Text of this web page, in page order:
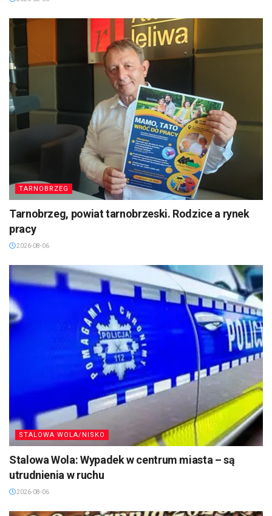
TARNOBRZEG
Tarnobrzeg, powiat tarnobrzeski. Rodzice a rynek
pracy
2026-08-06
STALOWA WOLA/NISKO
Stalowa Wola: Wypadek w centrum miasta – są
utrudnienia w ruchu
2026-08-06